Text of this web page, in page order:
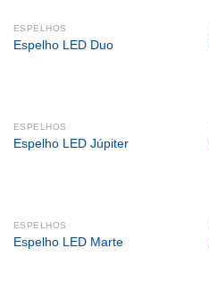
ESPELHOS
Espelho LED Duo
ESPELHOS
Espelho LED Júpiter
ESPELHOS
Espelho LED Marte